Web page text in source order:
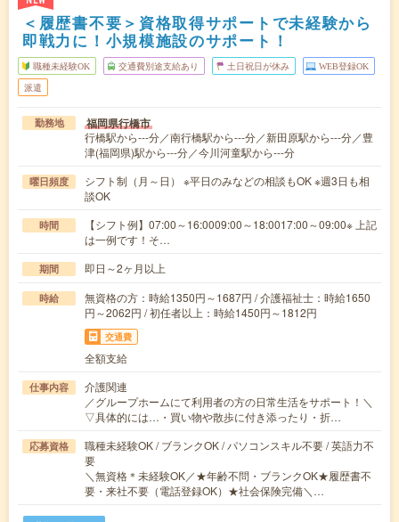
＜履歴書不要＞資格取得サポートで未経験から
即戦力に！小規模施設のサポート！
職種未経験OK 交通費別途支給あり 土日祝日が休み WEB登録OK
派遣
勤務地 福岡県行橋市
行橋駅から---分／南行橋駅から---分／新田原駅から---分／豊
津(福岡県)駅から---分／今川河童駅から---分
曜日頻度
シフト制（月～日） ※平日のみなどの相談もOK ※週3日も相
談OK
時間
【シフト例】07:00～16:0009:00～18:0017:00～09:00※ 上記
は一例です！そ…
期間 即日～2ヶ月以上
時給
無資格の方：時給1350円～1687円 / 介護福祉士：時給1650
円～2062円 / 初任者以上：時給1450円～1812円
交通費
全額支給
仕事内容
介護関連
／グループホームにて利用者の方の日常生活をサポート！＼
▽具体的には…・買い物や散歩に付き添ったり・折…
応募資格
職種未経験OK / ブランクOK / パソコンスキル不要 / 英語力不
要
＼無資格＊未経験OK／★年齢不問・ブランクOK★履歴書不
要・来社不要（電話登録OK）★社会保険完備＼…